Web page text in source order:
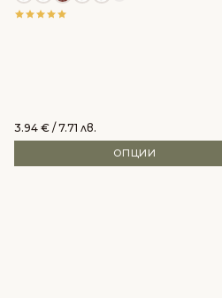
3.94 € / 7.71 лв.
ОПЦИИ